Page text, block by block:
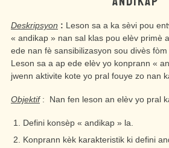
Deskripsyon : Leson sa a ka sèvi pou
« andikap » nan sal klas pou elèv primè
ede nan fè sansibilizasyon sou divès fòm
Leson sa a ap ede elèv yo konprann «
jwenn aktivite kote yo pral fouye zo nan
Objektif: Nan fen leson an elèv yo pral
Defini konsèp « andikap » la.
Konprann kèk karakteristik ki defini